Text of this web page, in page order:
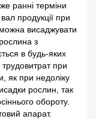
ранні терміни
продукції при
висаджувати
з
в будь-яких
трудовитрат при
як при недоліку
рослин, так
обороту.
апарат.